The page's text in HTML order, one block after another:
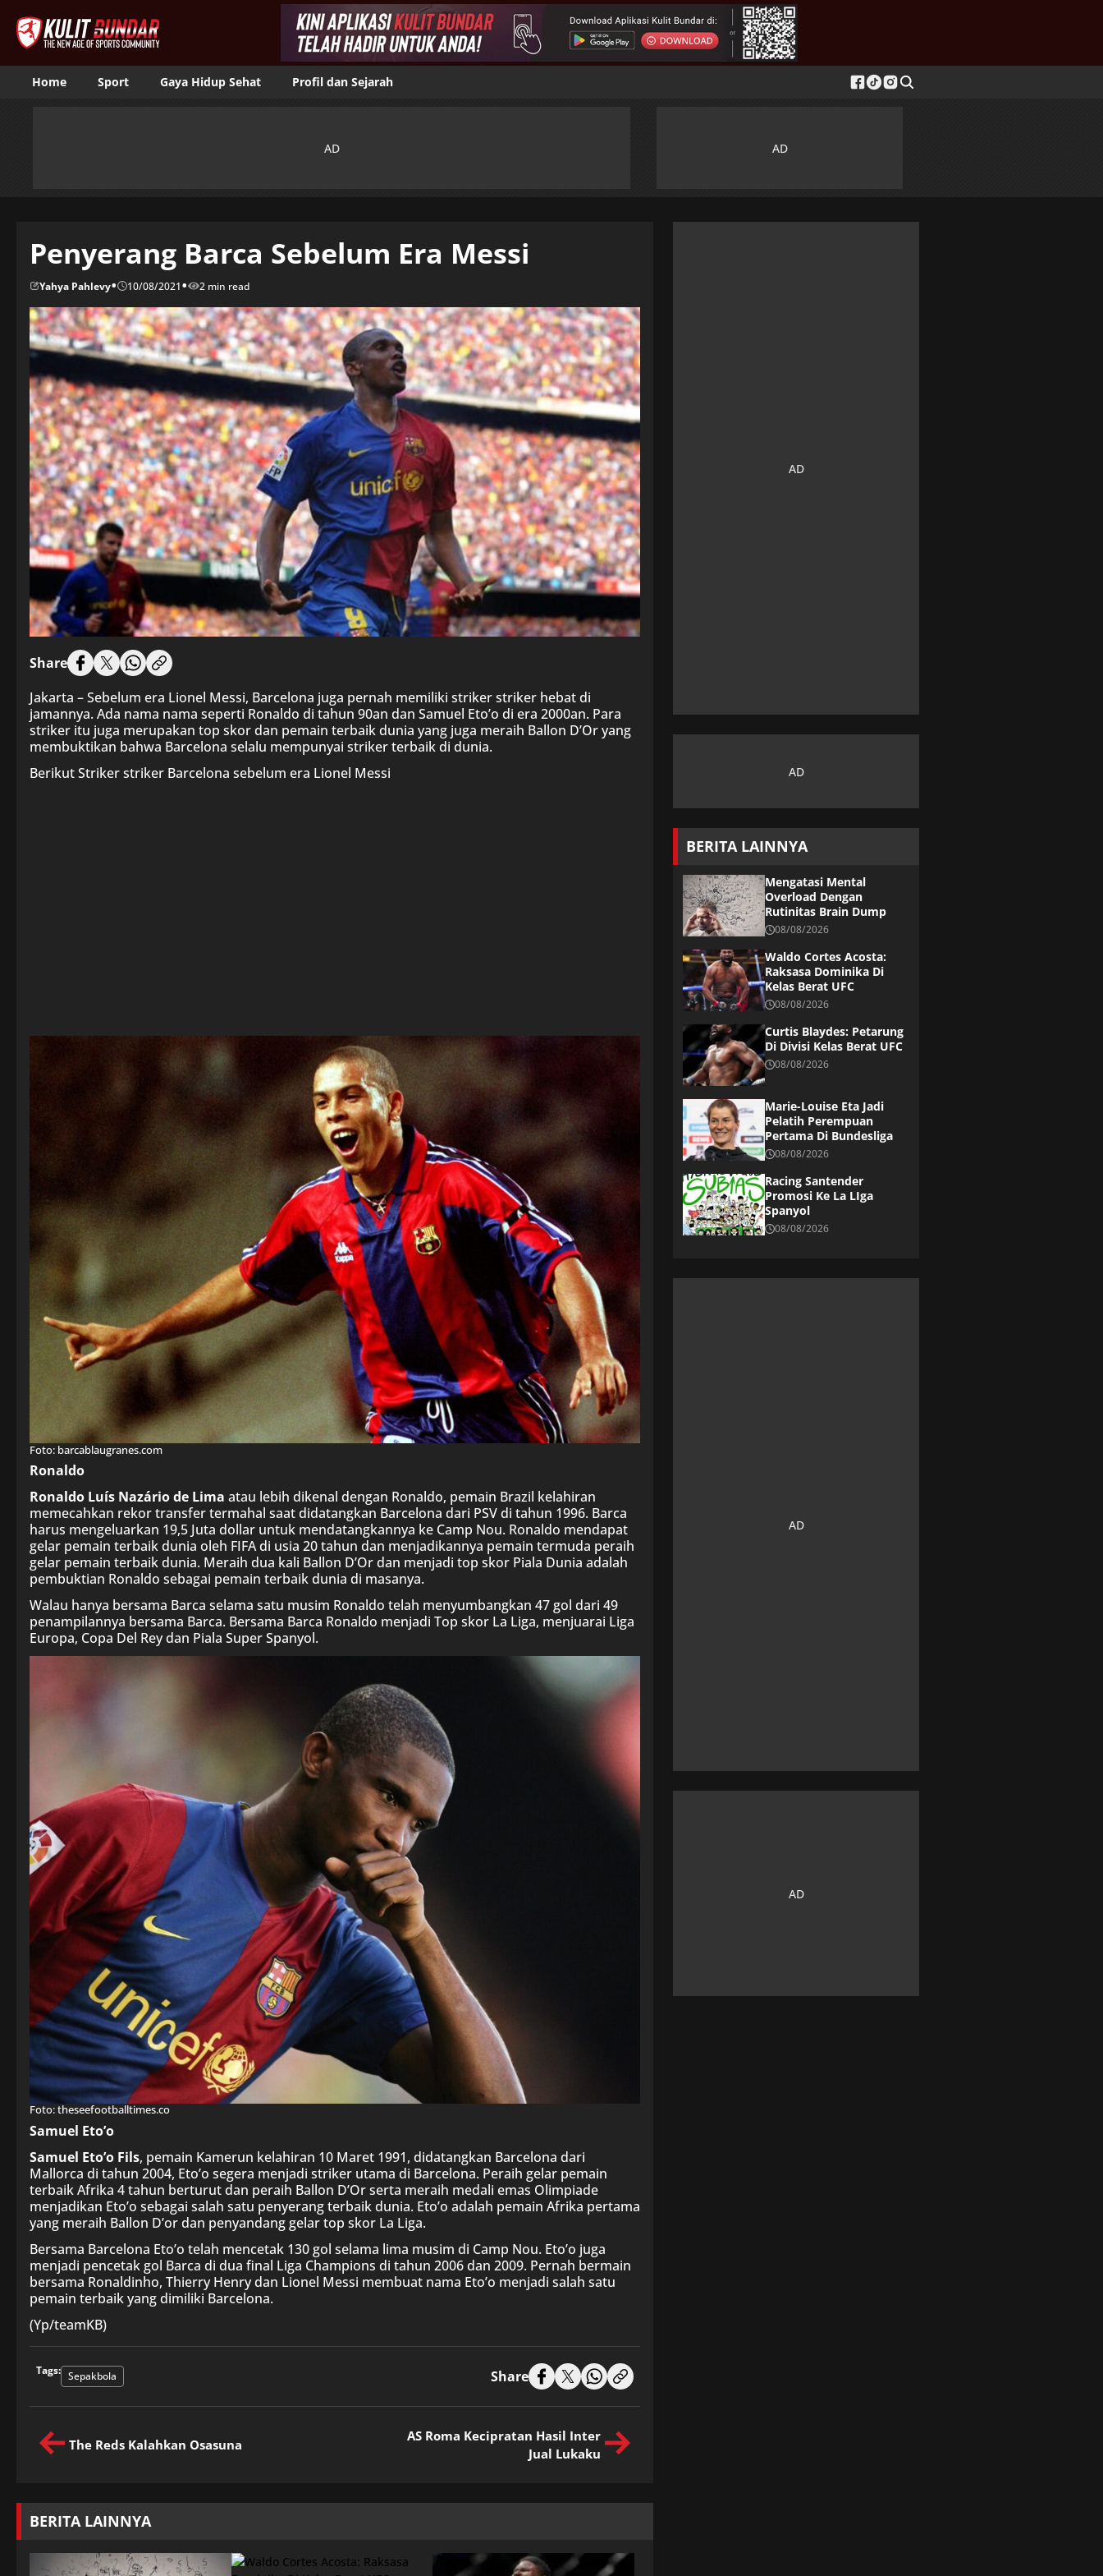
Home Sport Gaya Hidup Sehat Profil dan Sejarah
Penyerang Barca Sebelum Era Messi
Yahya Pahlevy• 10/08/2021• 2 min read
Share
Jakarta – Sebelum era Lionel Messi, Barcelona juga pernah memiliki striker striker hebat di
jamannya. Ada nama nama seperti Ronaldo di tahun 90an dan Samuel Eto’o di era 2000an. Para
striker itu juga merupakan top skor dan pemain terbaik dunia yang juga meraih Ballon D’Or yang
membuktikan bahwa Barcelona selalu mempunyai striker terbaik di dunia.
Berikut Striker striker Barcelona sebelum era Lionel Messi
Foto: barcablaugranes.com
Ronaldo
Ronaldo Luís Nazário de Lima atau lebih dikenal dengan Ronaldo, pemain Brazil kelahiran
memecahkan rekor transfer termahal saat didatangkan Barcelona dari PSV di tahun 1996. Barca
harus mengeluarkan 19,5 Juta dollar untuk mendatangkannya ke Camp Nou. Ronaldo mendapat
gelar pemain terbaik dunia oleh FIFA di usia 20 tahun dan menjadikannya pemain termuda peraih
gelar pemain terbaik dunia. Meraih dua kali Ballon D’Or dan menjadi top skor Piala Dunia adalah
pembuktian Ronaldo sebagai pemain terbaik dunia di masanya.
Walau hanya bersama Barca selama satu musim Ronaldo telah menyumbangkan 47 gol dari 49
penampilannya bersama Barca. Bersama Barca Ronaldo menjadi Top skor La Liga, menjuarai Liga
Europa, Copa Del Rey dan Piala Super Spanyol.
Foto: theseefootballtimes.co
Samuel Eto’o
Samuel Eto’o Fils, pemain Kamerun kelahiran 10 Maret 1991, didatangkan Barcelona dari
Mallorca di tahun 2004, Eto’o segera menjadi striker utama di Barcelona. Peraih gelar pemain
terbaik Afrika 4 tahun berturut dan peraih Ballon D’Or serta meraih medali emas Olimpiade
menjadikan Eto’o sebagai salah satu penyerang terbaik dunia. Eto’o adalah pemain Afrika pertama
yang meraih Ballon D’or dan penyandang gelar top skor La Liga.
Bersama Barcelona Eto’o telah mencetak 130 gol selama lima musim di Camp Nou. Eto’o juga
menjadi pencetak gol Barca di dua final Liga Champions di tahun 2006 dan 2009. Pernah bermain
bersama Ronaldinho, Thierry Henry dan Lionel Messi membuat nama Eto’o menjadi salah satu
pemain terbaik yang dimiliki Barcelona.
(Yp/teamKB)
Tags: Sepakbola Share
The Reds Kalahkan Osasuna
AS Roma Kecipratan Hasil Inter
Jual Lukaku
BERITA LAINNYA
BERITA LAINNYA
Mengatasi Mental
Overload Dengan
Rutinitas Brain Dump
08/08/2026
Waldo Cortes Acosta:
Raksasa Dominika Di
Kelas Berat UFC
08/08/2026
Curtis Blaydes: Petarung
Di Divisi Kelas Berat UFC
08/08/2026
Marie-Louise Eta Jadi
Pelatih Perempuan
Pertama Di Bundesliga
08/08/2026
Racing Santender
Promosi Ke La LIga
Spanyol
08/08/2026